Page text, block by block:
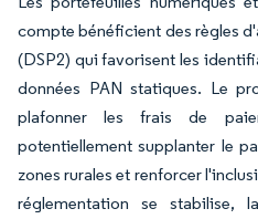
compte bénéficient des règles
(DSP2) qui favorisent les
données PAN statiques. Le
plafonner les frais de
potentiellement supplanter le
zones rurales et renforcer
réglementation se stabilise,